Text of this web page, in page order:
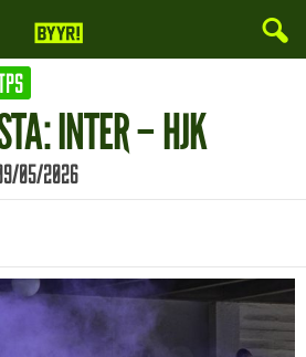
INTER – HJK
05/2026